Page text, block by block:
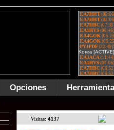
Opciones
Visitas: 4137